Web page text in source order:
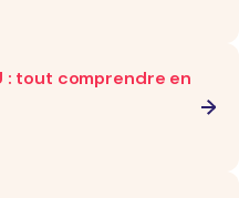
: tout comprendre en